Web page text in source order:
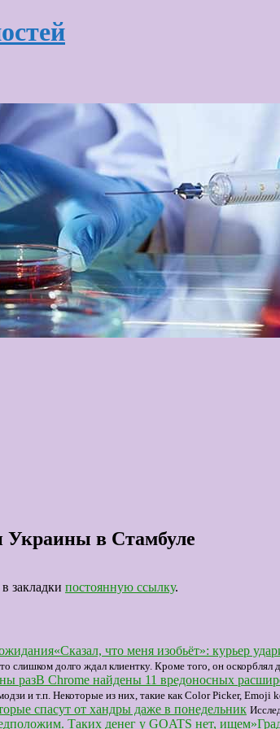
Украины в Стамбуле
закладки постоянную ссылку.
«Сказал, что меня изобьёт»: курьер
слишком долго ждал клиентку. Кроме того, он
В Chrome найдены 11 вредоносных
и т.п. Некоторые из них, такие как Color Picker,
спасут от хандры даже в понедельник